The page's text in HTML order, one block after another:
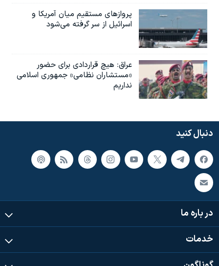
پروازهای مستقیم میان آمریکا و
اسرائیل از سر گرفته می‌شود
عراق: هیچ قراردادی برای حضور
«مستشاران نظامی» جمهوری اسلامی
نداریم
دنبال کنید
در باره ما
خدمات